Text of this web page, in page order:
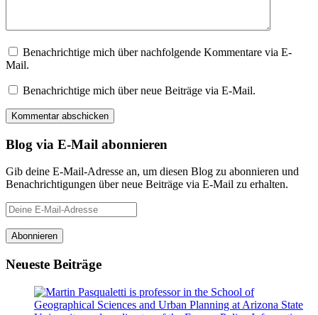
Benachrichtige mich über nachfolgende Kommentare via E-
Mail.
Benachrichtige mich über neue Beiträge via E-Mail.
Blog via E-Mail abonnieren
Gib deine E-Mail-Adresse an, um diesen Blog zu abonnieren und
Benachrichtigungen über neue Beiträge via E-Mail zu erhalten.
Deine
E-
Mail-
Adresse
Abonnieren
Neueste Beiträge